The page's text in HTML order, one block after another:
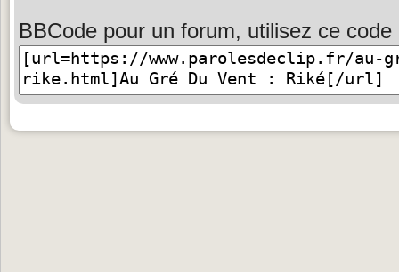
BBCode pour un forum, utilisez ce code